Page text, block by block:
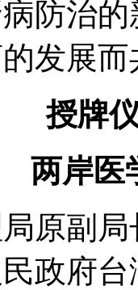
防治
发展
授牌
两岸医
原副
政府